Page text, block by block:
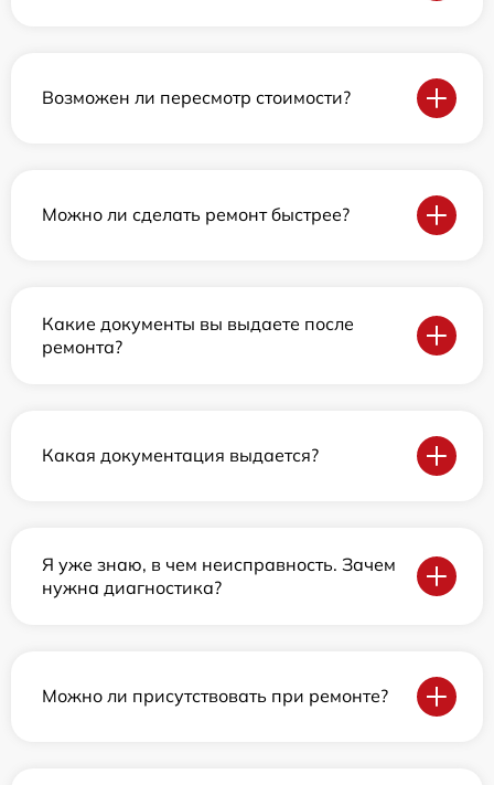
Возможен ли пересмотр стоимости?
Можно ли сделать ремонт быстрее?
Какие документы вы выдаете после
ремонта?
Какая документация выдается?
Я уже знаю, в чем неисправность. Зачем
нужна диагностика?
Можно ли присутствовать при ремонте?